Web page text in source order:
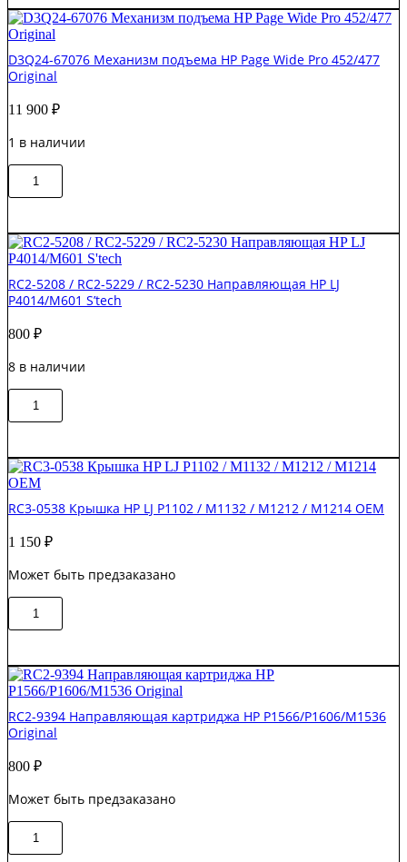
Защёлка
HP
LJ
P3005/M3027/M3035
OEM
D3Q24-67076 Механизм подъема HP Page Wide Pro 452/477
Original
11 900 ₽
1 в наличии
Количество
товара
Механизм
подъема
HP
Page
Wide
452/477
RC2-5208 / RC2-5229 / RC2-5230 Направляющая HP LJ
P4014/M601 S’tech
800 ₽
8 в наличии
Количество
товара
/
RC2-
5229
/
5230
HP
P4014/M601
S'tech
RC3-0538 Крышка HP LJ P1102 / M1132 / M1212 / M1214 OEM
1 150 ₽
Может быть предзаказано
Количество
товара
Крышка
HP
LJ
P1102
/
/
/
OEM
RC2-9394 Направляющая картриджа HP P1566/P1606/M1536
Original
800 ₽
Может быть предзаказано
Количество
товара